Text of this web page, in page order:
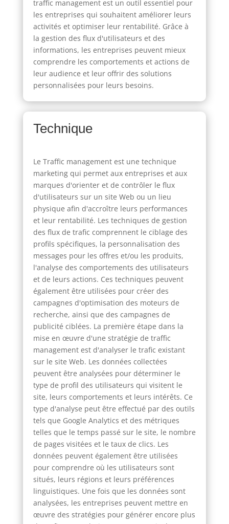
traffic management est un outil essentiel pour
les entreprises qui souhaitent améliorer leurs
activités et optimiser leur rentabilité. Grâce à
la gestion des flux d'utilisateurs et des
informations, les entreprises peuvent mieux
comprendre les comportements et actions de
leur audience et leur offrir des solutions
personnalisées pour leurs besoins.
Technique
Le Traffic management est une technique
marketing qui permet aux entreprises et aux
marques d'orienter et de contrôler le flux
d'utilisateurs sur un site Web ou un lieu
physique afin d'accroître leurs performances
et leur rentabilité. Les techniques de gestion
des flux de trafic comprennent le ciblage des
profils spécifiques, la personnalisation des
messages pour les offres et/ou les produits,
l'analyse des comportements des utilisateurs
et de leurs actions. Ces techniques peuvent
également être utilisées pour créer des
campagnes d'optimisation des moteurs de
recherche, ainsi que des campagnes de
publicité ciblées. La première étape dans la
mise en œuvre d'une stratégie de traffic
management est d'analyser le trafic existant
sur le site Web. Les données collectées
peuvent être analysées pour déterminer le
type de profil des utilisateurs qui visitent le
site, leurs comportements et leurs intérêts. Ce
type d'analyse peut être effectué par des outils
tels que Google Analytics et des métriques
telles que le temps passé sur le site, le nombre
de pages visitées et le taux de clics. Les
données peuvent également être utilisées
pour comprendre où les utilisateurs sont
situés, leurs régions et leurs préférences
linguistiques. Une fois que les données sont
analysées, les entreprises peuvent mettre en
œuvre des stratégies pour générer encore plus